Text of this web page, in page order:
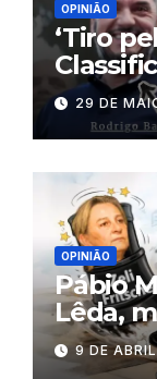
OPINIÃO
‘Tiro
como
e
29 DE
OPINIÃO
Pábio
Lêda,
quebra
9 DE